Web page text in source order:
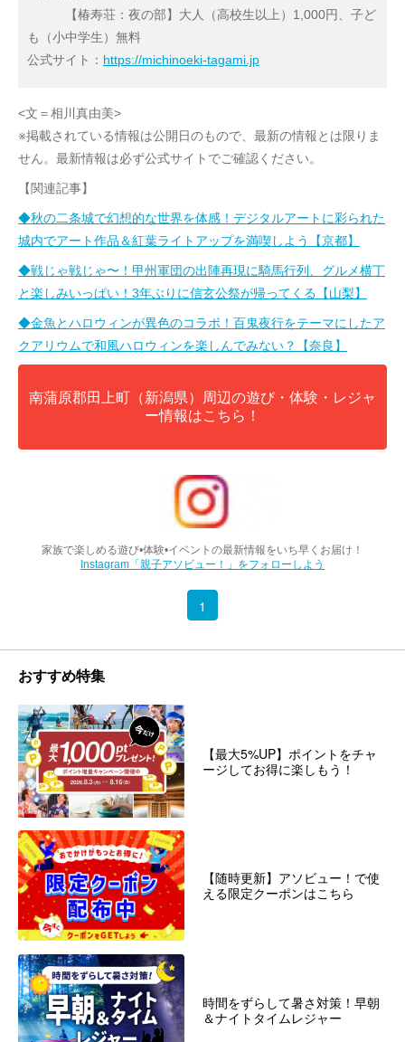
【椿寿荘：夜の部】大人（高校生以上）1,000円、子ど
も（小中学生）無料
公式サイト： https://michinoeki-tagami.jp
<文＝相川真由美>
※掲載されている情報は公開日のもので、最新の情報とは限りま
せん。最新情報は必ず公式サイトでご確認ください。
【関連記事】
◆秋の二条城で幻想的な世界を体感！デジタルアートに彩られた
城内でアート作品＆紅葉ライトアップを満喫しよう【京都】
◆戦じゃ戦じゃ〜！甲州軍団の出陣再現に騎馬行列、グルメ横丁
と楽しみいっぱい！3年ぶりに信玄公祭が帰ってくる【山梨】
◆金魚とハロウィンが異色のコラボ！百鬼夜行をテーマにしたア
クアリウムで和風ハロウィンを楽しんでみない？【奈良】
南蒲原郡田上町（新潟県）周辺の遊び・体験・レジャ
ー情報はこちら！
家族で楽しめる遊び•体験•イベントの最新情報をいち早くお届け！
Instagram「親子アソビュー！」をフォローしよう
1
おすすめ特集
【最大5%UP】ポイントをチャ
ージしてお得に楽しもう！
【随時更新】アソビュー！で使
える限定クーポンはこちら
時間をずらして暑さ対策！早朝
＆ナイトタイムレジャー